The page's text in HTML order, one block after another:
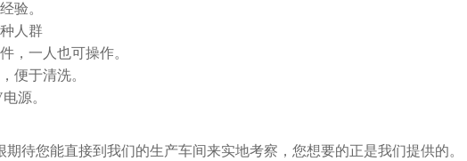
验。
人群
，一人也可操作。
便于清洗。
源。
待您能直接到我们的生产车间来实地考察，您想要的正是我们提供的。